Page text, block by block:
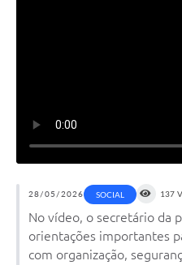
28/05/2026 SOCIAL 137
No vídeo, o secretário da
orientações importantes
com organização,